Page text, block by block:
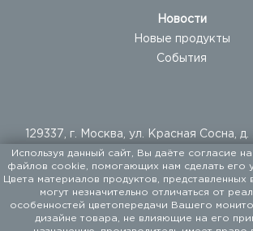
Новости
Новые продукты
События
129337, г. Москва, ул. Красная Сосна, д.
+ 7 (495) 960-20-40
+ 7 (495) 122-25-18
ООО «ФАЛКОН ПЕТ». Мы поставляем
домашних животных с 1994
Используя данный сайт, Вы даёте согласие
файлов cookie, помогающих нам сделать его
Цвета материалов продуктов, представленных
могут незначительно отличаться от
особенностей цветопередачи Вашего
дизайне товара, не влияющие на его